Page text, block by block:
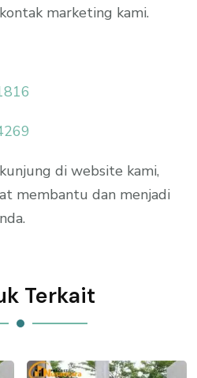
marketing kami.
di website kami,
membantu dan menjadi
Terkait